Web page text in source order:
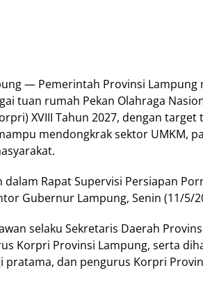
— Pemerintah Provinsi Lampung
tuan rumah Pekan Olahraga
XVIII Tahun 2027, dengan target
mendongkrak sektor UMKM,
Rapat Supervisi Persiapan
Gubernur Lampung, Senin (11/5/
selaku Sekretaris Daerah
Korpri Provinsi Lampung, serta
dan pengurus Korpri